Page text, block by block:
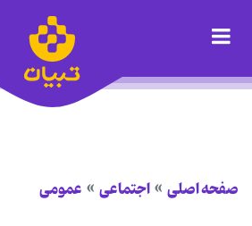
صفحه اصلی اجتماعی عمومی